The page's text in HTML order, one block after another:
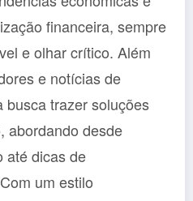
financeira, sempre
e olhar crítico. Além
e notícias de
busca trazer soluções
abordando desde
até dicas de
um estilo